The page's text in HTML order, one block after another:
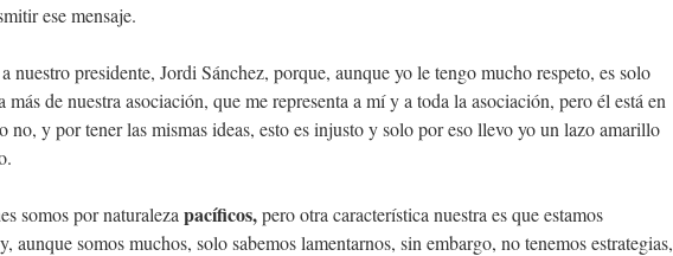
ese mensaje.
nuestro presidente, Jordi Sánchez, porque, aunque yo le tengo mucho respeto, es solo
más de nuestra asociación, que me representa a mí y a toda la asociación, pero él está en
no, y por tener las mismas ideas, esto es injusto y solo por eso llevo yo un lazo amarillo
somos por naturaleza pacíficos,pero otra característica nuestra es que estamos
aunque somos muchos, solo sabemos lamentarnos, sin embargo, no tenemos estrategias,